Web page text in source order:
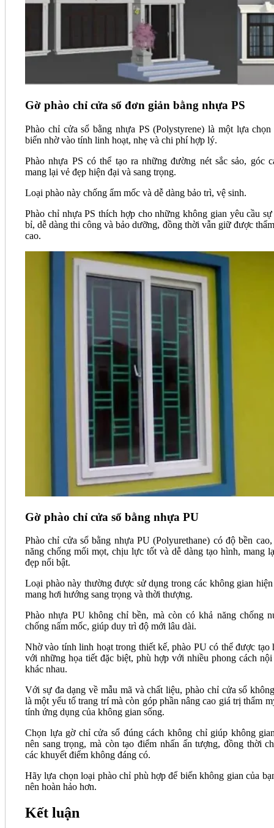
Gờ phào chỉ cửa sổ đơn giản bằng nhựa PS
Phào chỉ cửa sổ bằng nhựa PS (Polystyrene) là một lựa chọn
biến nhờ vào tính linh hoạt, nhẹ và chi phí hợp lý.
Phào nhựa PS có thể tạo ra những đường nét sắc sảo, góc
mang lại vẻ đẹp hiện đại và sang trọng.
Loại phào này chống ẩm mốc và dễ dàng bảo trì, vệ sinh.
Phào chỉ nhựa PS thích hợp cho những không gian yêu cầu sự
bỉ, dễ dàng thi công và bảo dưỡng, đồng thời vẫn giữ được
cao.
Gờ phào chỉ cửa sổ bằng nhựa PU
Phào chỉ cửa sổ bằng nhựa PU (Polyurethane) có độ bền
năng chống mối mọt, chịu lực tốt và dễ dàng tạo hình, mang
đẹp nổi bật.
Loại phào này thường được sử dụng trong các không gian
mang hơi hướng sang trọng và thời thượng.
Phào nhựa PU không chỉ bền, mà còn có khả năng chống
chống nấm mốc, giúp duy trì độ mới lâu dài.
Nhờ vào tính linh hoạt trong thiết kế, phào PU có thể được tạo
với những họa tiết đặc biệt, phù hợp với nhiều phong cách nội
khác nhau.
Với sự đa dạng về mẫu mã và chất liệu, phào chỉ cửa sổ
là một yếu tố trang trí mà còn góp phần nâng cao giá trị thẩm
tính ứng dụng của không gian sống.
Chọn lựa gờ chỉ cửa sổ đúng cách không chỉ giúp không
nên sang trọng, mà còn tạo điểm nhấn ấn tượng, đồng thời
các khuyết điểm không đáng có.
Hãy lựa chọn loại phào chỉ phù hợp để biến không gian của
nên hoàn hảo hơn.
Kết luận